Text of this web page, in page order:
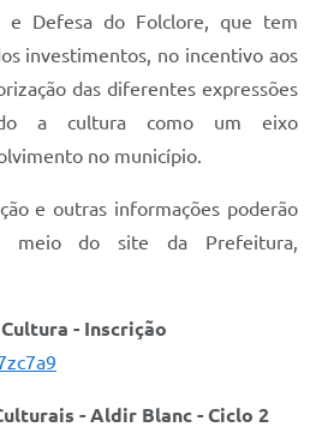
e Defesa do Folclore, que tem
investimentos, no incentivo aos
das diferentes expressões
a cultura como um eixo
no município.
e outras informações poderão
meio do site da Prefeitura,
- Inscrição
- Aldir Blanc - Ciclo 2